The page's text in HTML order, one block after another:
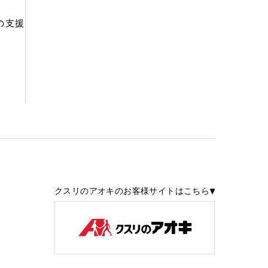
支援
クスリのアオキのお客様サイトはこちら